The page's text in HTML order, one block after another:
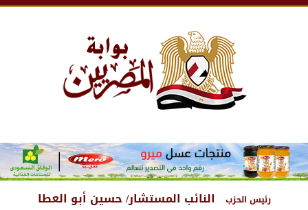
رئيس الحزب النائب المستشار/ حسين أبو العطا